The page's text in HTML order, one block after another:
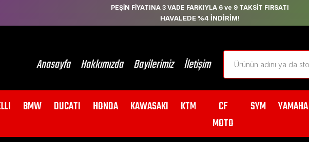
PEŞİN FİYATINA 3 VADE FARKIYLA 6 ve 9 TAKSİT FIRSATI
HAVALEDE %4 İNDİRİM!
Anasayfa Hakkımızda Bayilerimiz İletişim
BMW DUCATI HONDA KAWASAKI KTM
CF
MOTO
SYM YAMAHA